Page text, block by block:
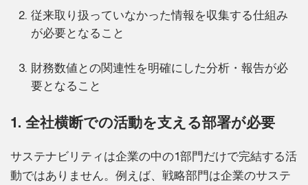
従来取り扱っていなかった情報を収集する仕組み
が必要となること
財務数値との関連性を明確にした分析・報告が必
要となること
1. 全社横断での活動を支える部署が必要
サステナビリティは企業の中の1部門だけで完結する活
動ではありません。例えば、戦略部門は企業のサステ